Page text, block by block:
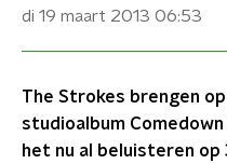
di 19 maart 2013 06:53
The Strokes brengen
studioalbum
het nu al beluisteren op